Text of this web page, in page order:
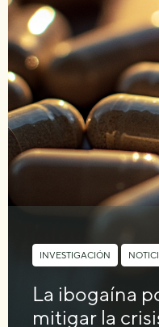
INVESTIGACIÓN
La ibogaína
mitigar la